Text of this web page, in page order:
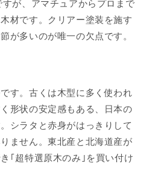
が、アマチュアからプロまで
材です。クリアー塗装を施す
が多いのが唯一の欠点です。
す。古くは木型に多く使われ
形状の安定感もある、日本の
シラタと赤身がはっきりして
ません。東北産と北海道産が
｢超特選原木のみ｣を買い付け